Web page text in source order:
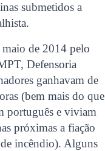
submetidos a
de 2014 pelo
Defensoria
ganhavam de
(bem mais do que
português e viviam
próximas a fiação
de incêndio). Alguns